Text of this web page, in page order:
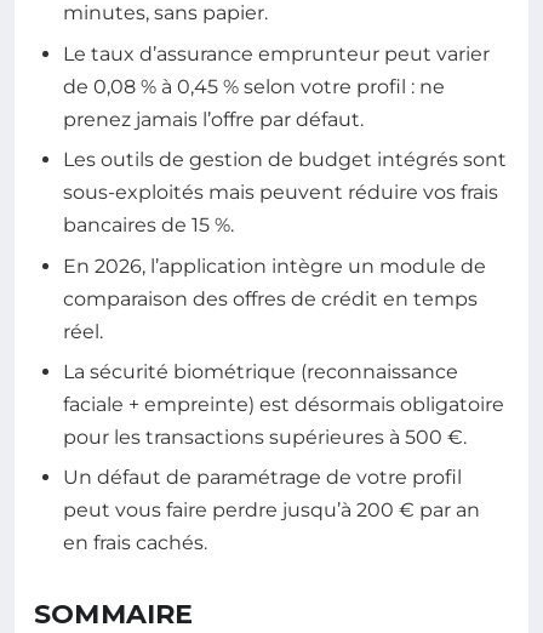
minutes, sans papier.
Le taux d’assurance emprunteur peut varier
de 0,08 % à 0,45 % selon votre profil : ne
prenez jamais l’offre par défaut.
Les outils de gestion de budget intégrés sont
sous-exploités mais peuvent réduire vos frais
bancaires de 15 %.
En 2026, l’application intègre un module de
comparaison des offres de crédit en temps
réel.
La sécurité biométrique (reconnaissance
faciale + empreinte) est désormais obligatoire
pour les transactions supérieures à 500 €.
Un défaut de paramétrage de votre profil
peut vous faire perdre jusqu’à 200 € par an
en frais cachés.
SOMMAIRE